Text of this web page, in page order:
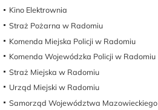
Kino Elektrownia
Straż Pożarna w Radomiu
Komenda Miejska Policji w Radomiu
Komenda Wojewódzka Policji w Radomiu
Straż Miejska w Radomiu
Urząd Miejski w Radomiu
Samorząd Województwa Mazowieckiego